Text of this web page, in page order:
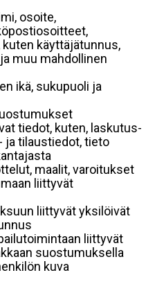
osoite,
käyttäjätunnus,
muu mahdollinen
ikä, sukupuoli ja
tiedot, kuten, laskutus-
ja tilaustiedot, tieto
maalit, varoitukset
liittyvät
liittyvät yksilöivät
liittyvät
suostumuksella
kuva